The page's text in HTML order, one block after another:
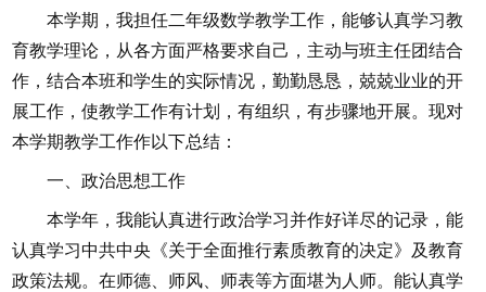
本学期，我担任二年级数学教学工作，能够认真学习教
育教学理论，从各方面严格要求自己，主动与班主任团结合
作，结合本班和学生的实际情况，勤勤恳恳，兢兢业业的开
展工作，使教学工作有计划，有组织，有步骤地开展。现对
本学期教学工作作以下总结：
一、政治思想工作
本学年，我能认真进行政治学习并作好详尽的记录，能
认真学习中共中央《关于全面推行素质教育的决定》及教育
政策法规。在师德、师风、师表等方面堪为人师。能认真学